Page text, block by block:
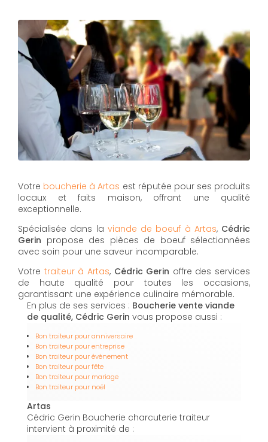
Votre boucherie à Artas est réputée pour ses produits
locaux et faits maison, offrant une qualité
exceptionnelle.
Spécialisée dans la viande de boeuf à Artas, Cédric
Gerin propose des pièces de boeuf sélectionnées
avec soin pour une saveur incomparable.
Votre traiteur à Artas, Cédric Gerin offre des services
de haute qualité pour toutes les occasions,
garantissant une expérience culinaire mémorable.
En plus de ses services : Boucherie vente viande
de qualité, Cédric Gerin vous propose aussi :
Bon traiteur pour anniversaire
Bon traiteur pour entreprise
Bon traiteur pour événement
Bon traiteur pour fête
Bon traiteur pour mariage
Bon traiteur pour noël
Artas
Cédric Gerin Boucherie charcuterie traiteur
intervient à proximité de :